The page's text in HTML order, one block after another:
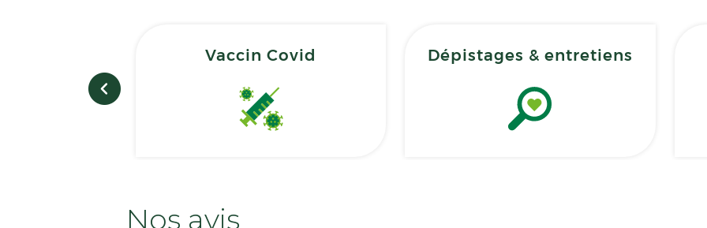
Vaccin Covid Dépistages & entretiens
Nos avis